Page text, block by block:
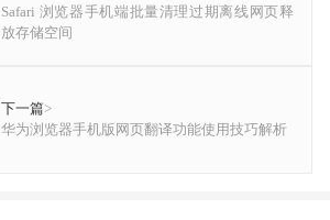
Safari 浏览器手机端批量清理过期离线网页释
放存储空间
下一篇>
华为浏览器手机版网页翻译功能使用技巧解析